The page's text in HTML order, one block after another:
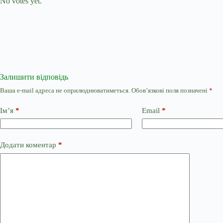
Залишити відповідь
Ваша e-mail адреса не оприлюднюватиметься. Обов’язкові поля позначені *
Ім’я * Email *
Додати коментар *